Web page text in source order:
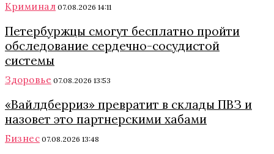
Криминал 07.08.2026 14:11
Петербуржцы смогут бесплатно пройти
обследование сердечно-сосудистой
системы
Здоровье 07.08.2026 13:53
«Вайлдберриз» превратит в склады ПВЗ и
назовет это партнерскими хабами
Бизнес 07.08.2026 13:48